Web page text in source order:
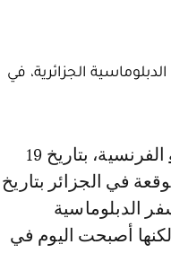
الدبلوماسية الجزائرية، في
الفرنسية، بتاريخ 19
الموقعة في الجزائر بتاريخ
الدبلوماسية
أصبحت اليوم في